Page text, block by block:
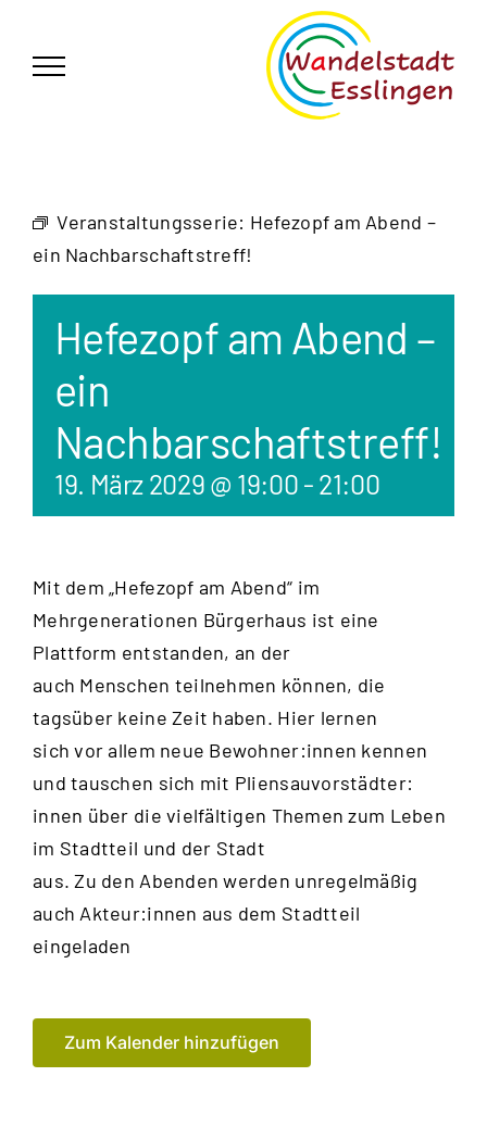
springen
Veranstaltungsserie: Hefezopf am Abend –
ein Nachbarschaftstreff!
Hefezopf am Abend –
ein
Nachbarschaftstreff!
19. März 2029 @ 19:00 - 21:00
Mit dem „Hefezopf am Abend“ im
Mehrgenerationen Bürgerhaus ist eine
Plattform entstanden, an der
auch Menschen teilnehmen können, die
tagsüber keine Zeit haben. Hier lernen
sich vor allem neue Bewohner:innen kennen
und tauschen sich mit Pliensauvorstädter:
innen über die vielfältigen Themen zum Leben
im Stadtteil und der Stadt
aus. Zu den Abenden werden unregelmäßig
auch Akteur:innen aus dem Stadtteil
eingeladen
Zum Kalender hinzufügen